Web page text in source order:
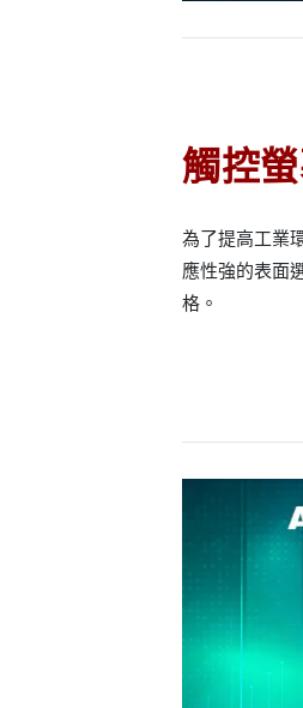
觸控
為了提高工業
應性強的表面
格。